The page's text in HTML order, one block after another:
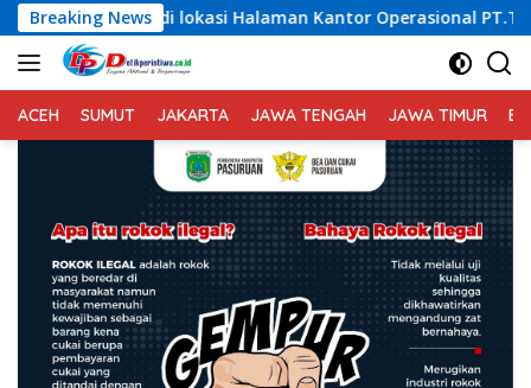
Langsung
ke
konten
Breaking News
Halaman Kantor Operasional PT.Timah Kecamatan
ACEH SUMUT JAKARTA JAWA TENGAH JAWA TIMUR